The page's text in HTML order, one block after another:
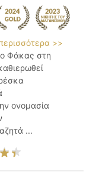
>>
Φάκας στη
ονομασία
...